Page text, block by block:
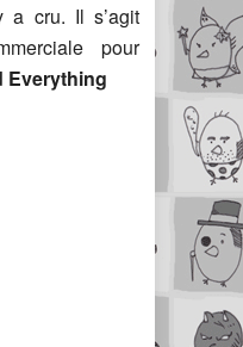
a cru. Il s’agit
pour
Everything